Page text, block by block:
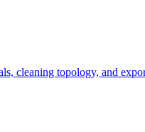
cleaning topology, and